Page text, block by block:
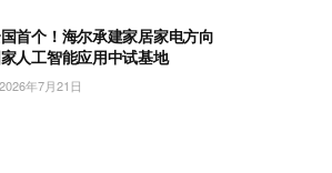
首个！海尔承建家居家电方向
人工智能应用中试基地
年7月21日